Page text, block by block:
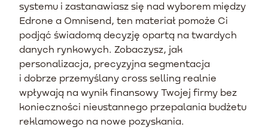
systemu i zastanawiasz się nad wyborem między
Edrone a Omnisend, ten materiał pomoże Ci
podjąć świadomą decyzję opartą na twardych
danych rynkowych. Zobaczysz, jak
personalizacja, precyzyjna segmentacja
i dobrze przemyślany cross selling realnie
wpływają na wynik finansowy Twojej firmy bez
konieczności nieustannego przepalania budżetu
reklamowego na nowe pozyskania.